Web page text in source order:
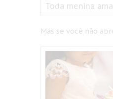
Toda menina
Mas se você não